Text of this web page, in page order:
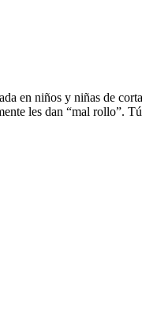
en niños y niñas de
les dan “mal rollo”.